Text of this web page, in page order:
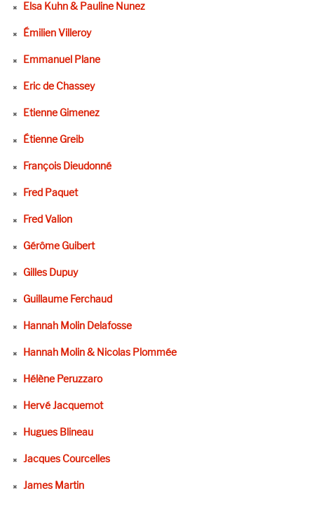
Elsa Kuhn & Pauline Nunez
Émilien Villeroy
Emmanuel Plane
Eric de Chassey
Etienne Gimenez
Étienne Greib
François Dieudonné
Fred Paquet
Fred Valion
Gérôme Guibert
Gilles Dupuy
Guillaume Ferchaud
Hannah Molin Delafosse
Hannah Molin & Nicolas Plommée
Hélène Peruzzaro
Hervé Jacquemot
Hugues Blineau
Jacques Courcelles
James Martin